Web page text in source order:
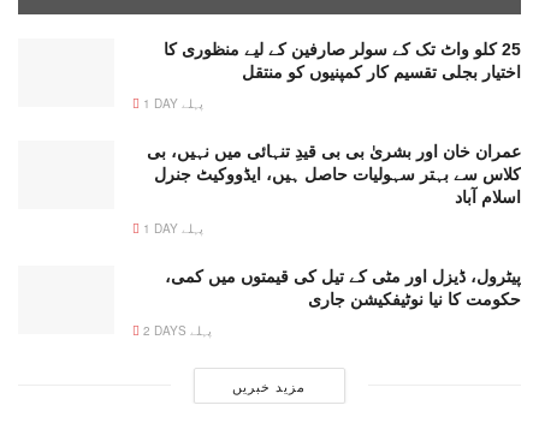
25 کلو واٹ تک کے سولر صارفین کے لیے منظوری کا
اختیار بجلی تقسیم کار کمپنیوں کو منتقل
1 DAY پہلے
عمران خان اور بشریٰ بی بی قیدِ تنہائی میں نہیں، بی
کلاس سے بہتر سہولیات حاصل ہیں، ایڈووکیٹ جنرل
اسلام آباد
1 DAY پہلے
پیٹرول، ڈیزل اور مٹی کے تیل کی قیمتوں میں کمی،
حکومت کا نیا نوٹیفکیشن جاری
2 DAYS پہلے
مزید خبریں